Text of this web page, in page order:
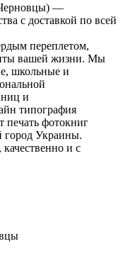
—
с доставкой по всей
переплетом,
вашей жизни. Мы
школьные и
и
типография
печать фотокниг
город Украины.
и с